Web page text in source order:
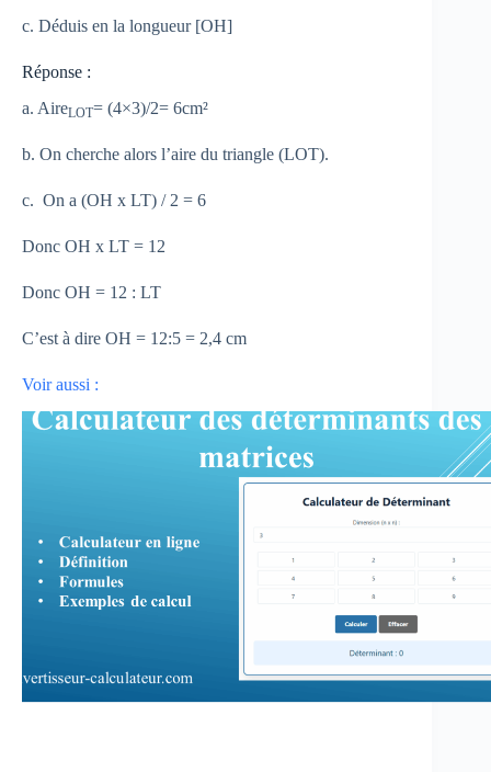
c. Déduis en la longueur [OH]
Réponse :
a. AireLOT= (4×3)/2= 6cm²
b. On cherche alors l’aire du triangle (LOT).
c. On a (OH x LT) / 2 = 6
Donc OH x LT = 12
Donc OH = 12 : LT
C’est à dire OH = 12:5 = 2,4 cm
Voir aussi :